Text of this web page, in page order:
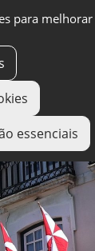
para
essenciais